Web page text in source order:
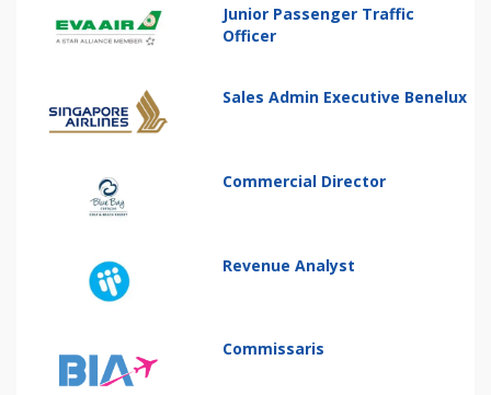
Junior Passenger Traffic
Officer
Sales Admin Executive Benelux
Commercial Director
Revenue Analyst
Commissaris